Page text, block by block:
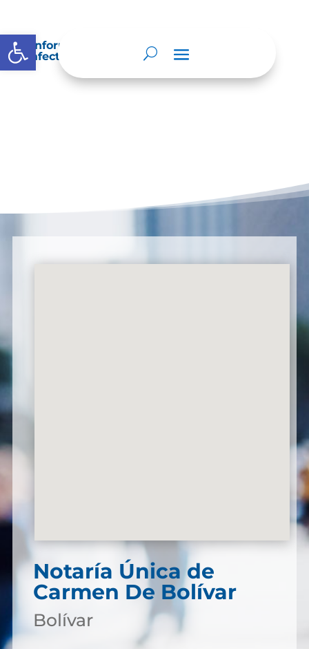
Abrir barra de herramientas
Información sobre decisiones que puede
afectar al público
Notaría Única de
Carmen De Bolívar
Bolívar